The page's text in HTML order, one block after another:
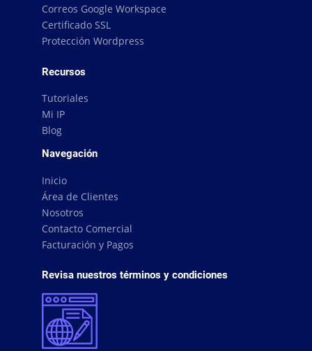
Correos Google Workspace
Certificado SSL
Protección Wordpress
Recursos
Tutoriales
Mi IP
Blog
Navegación
Inicio
Área de Clientes
Nosotros
Contacto Comercial
Facturación y Pagos
Revisa nuestros términos y condiciones